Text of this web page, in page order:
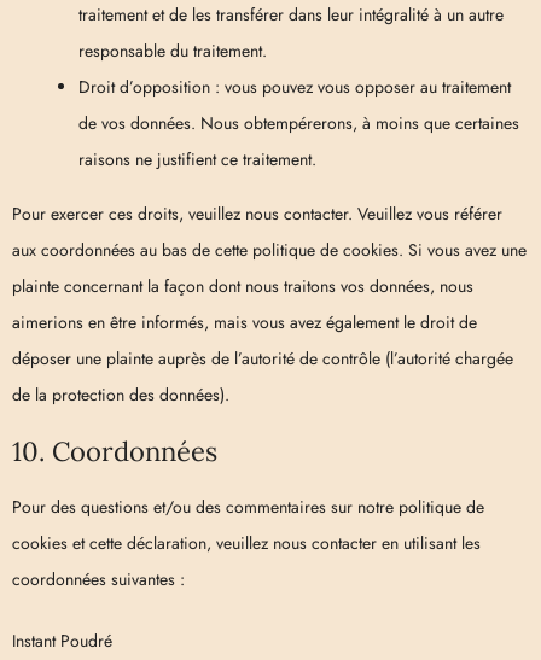
traitement et de les transférer dans leur intégralité à un autre
responsable du traitement.
Droit d’opposition : vous pouvez vous opposer au traitement
de vos données. Nous obtempérerons, à moins que certaines
raisons ne justifient ce traitement.
Pour exercer ces droits, veuillez nous contacter. Veuillez vous référer
aux coordonnées au bas de cette politique de cookies. Si vous avez une
plainte concernant la façon dont nous traitons vos données, nous
aimerions en être informés, mais vous avez également le droit de
déposer une plainte auprès de l’autorité de contrôle (l’autorité chargée
de la protection des données).
10. Coordonnées
Pour des questions et/ou des commentaires sur notre politique de
cookies et cette déclaration, veuillez nous contacter en utilisant les
coordonnées suivantes :
Instant Poudré